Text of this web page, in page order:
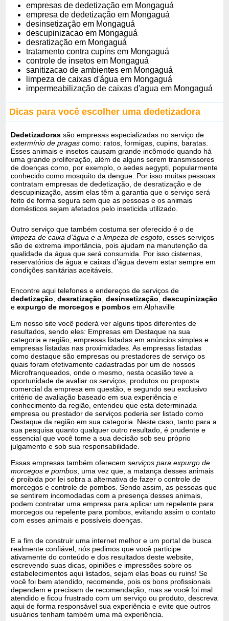
empresas de dedetização em Mongaguá
empresa de dedetização em Mongaguá
desinsetização em Mongaguá
descupinizacao em Mongaguá
desratização em Mongaguá
tratamento contra cupins em Mongaguá
controle de insetos em Mongaguá
sanitizacao de ambientes em Mongaguá
limpeza de caixas d'água em Mongaguá
impermeabilização de caixas d'agua em Mongaguá
Dicas para você escolher uma dedetizadora
Dedetizadoras são empresas especializadas no serviço de
extermínio de pragas como: ratos, formigas, cupins, baratas.
Esses animais e insetos causam grande incômodo quando há
uma grande proliferação, além de alguns serem transmissores
de doenças como, por exemplo, o aedes aegypti, popularmente
conhecido como mosquito da dengue. Por isso muitas pessoas
contratam empresas de dedetização, de desratização e de
descupinização, assim elas têm a garantia que o serviço será
feito de forma segura sem que as pessoas e os animais
domésticos sejam afetados pelo inseticida utilizado.
Outro serviço que também costuma ser oferecido é o de
limpeza de caixa d’água e a limpeza de esgoto , esses serviços
são de extrema importância, pois ajudam na manutenção da
qualidade da água que será consumida. Por isso cisternas,
reservatórios de água e caixas d’água devem estar sempre em
condições sanitárias aceitáveis.
Encontre aqui telefones e endereços de serviços de
dedetização ,desratização ,desinsetização ,descupinização
eexpurgo de morcegos e pombos em Alphaville
Em nosso site você poderá ver alguns tipos diferentes de
resultados, sendo eles: Empresas em Destaque na sua
categoria e região, empresas listadas em anúncios simples e
empresas listadas nas proximidades. As empresas listadas
como destaque são empresas ou prestadores de serviço os
quais foram efetivamente cadastradas por um de nossos
Microfranqueados, onde o mesmo, nesta ocasião teve a
oportunidade de avaliar os serviços, produtos ou proposta
comercial da empresa em questão, e segundo seu exclusivo
critério de avaliação baseado em sua experiência e
conhecimento da região, entendeu que esta determinada
empresa ou prestador de serviços poderia ser listado como
Destaque da região em sua categoria. Neste caso, tanto para a
sua pesquisa quanto qualquer outro resultado, é prudente e
essencial que você tome a sua decisão sob seu próprio
julgamento e sob sua responsabilidade.
Essas empresas também oferecemserviços para expurgo de
morcegos e pombos , uma vez que, a matança desses animais
é proibida por lei sobra a alternativa de fazer o controle de
morcegos e controle de pombos. Sendo assim, as pessoas que
se sentirem incomodadas com a presença desses animais,
podem contratar uma empresa para aplicar um repelente para
morcegos ou repelente para pombos, evitando assim o contato
com esses animais e possíveis doenças.
E a fim de construir uma internet melhor e um portal de busca
realmente confiável, nós pedimos que você participe
ativamente do conteúdo e dos resultados deste website,
escrevendo suas dicas, opiniões e impressões sobre os
estabelecimentos aqui listados, sejam elas boas ou ruins! Se
você foi bem atendido, recomende, pois os bons profissionais
dependem e precisam de recomendação, mas se você foi mal
atendido e ficou frustrado com um serviço ou produto, descreva
aqui de forma responsável sua experiência e evite que outros
usuários tenham também uma má experiência.